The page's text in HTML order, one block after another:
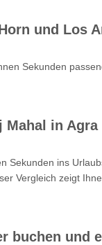
und Los
Sekunden
Mahal in Agra
Sekunden ins
Vergleich zeigt
buchen und